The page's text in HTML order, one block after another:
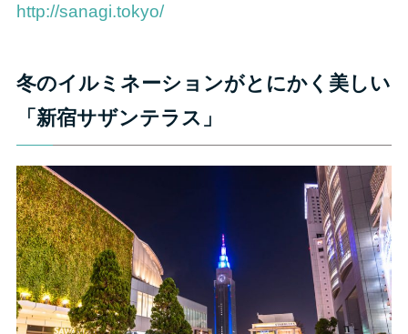
http://sanagi.tokyo/
冬のイルミネーションがとにかく美しい
「新宿サザンテラス」